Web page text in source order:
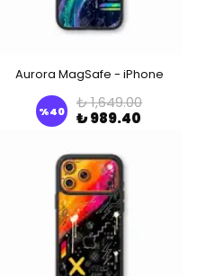
Aurora MagSafe - iPhone
%40
₺ 1,649.00
₺ 989.40